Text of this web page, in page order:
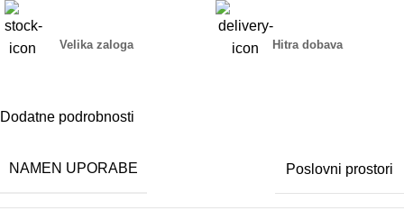
Velika zaloga Hitra dobava
Dodatne podrobnosti
NAMEN UPORABE Poslovni prostori